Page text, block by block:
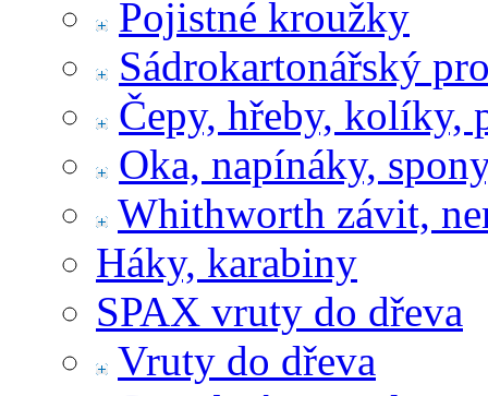
Pojistné kroužky
Sádrokartonářský
Čepy, hřeby, kolíky,
Oka, napínáky,
Whithworth závit,
Háky, karabiny
SPAX vruty do dřeva
Vruty do dřeva